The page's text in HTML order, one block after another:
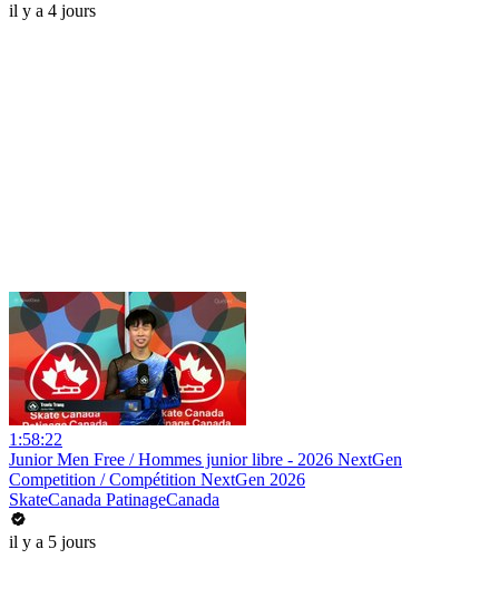
il y a 4 jours
1:58:22
Junior Men Free / Hommes junior libre - 2026 NextGen
Competition / Compétition NextGen 2026
SkateCanada PatinageCanada
il y a 5 jours